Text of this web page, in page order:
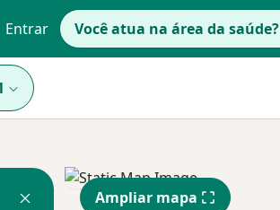
Entrar Você atua na área da saúde?
Ampliar mapa